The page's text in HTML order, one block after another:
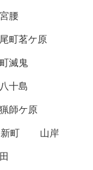
腰
町茗ケ原
滅鬼
十島
師ケ原
町
山岸